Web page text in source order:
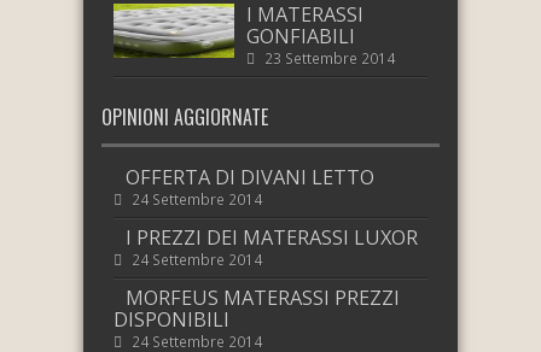
I MATERASSI
GONFIABILI
23 Settembre 2014
OPINIONI AGGIORNATE
OFFERTA DI DIVANI LETTO
24 Settembre 2014
I PREZZI DEI MATERASSI LUXOR
24 Settembre 2014
MORFEUS MATERASSI PREZZI
DISPONIBILI
24 Settembre 2014